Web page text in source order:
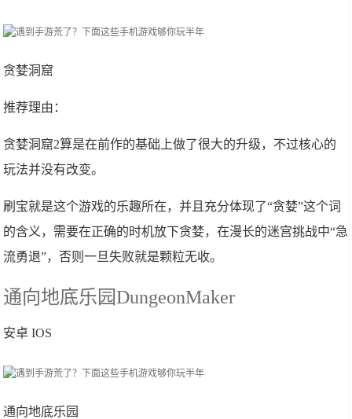
贪婪洞窟
推荐理由：
贪婪洞窟2算是在前作的基础上做了很大的升级，不过核心的
玩法并没有改变。
刷宝就是这个游戏的乐趣所在，并且充分体现了“贪婪”这个词
的含义，需要在正确的时机放下贪婪，在漫长的迷宫挑战中“急
流勇退”，否则一旦失败就是颗粒无收。
通向地底乐园DungeonMaker
安卓 IOS
通向地底乐园